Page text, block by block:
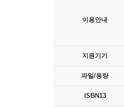
이용안내
지원기기
파일/용량
ISBN13